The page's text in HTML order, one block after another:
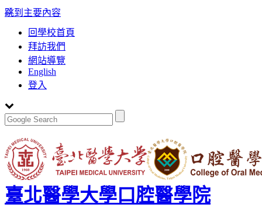
跳到主要內容
:::
回學校首頁
拜訪我們
網站導覽
English
登入
臺北醫學大學口腔醫學院